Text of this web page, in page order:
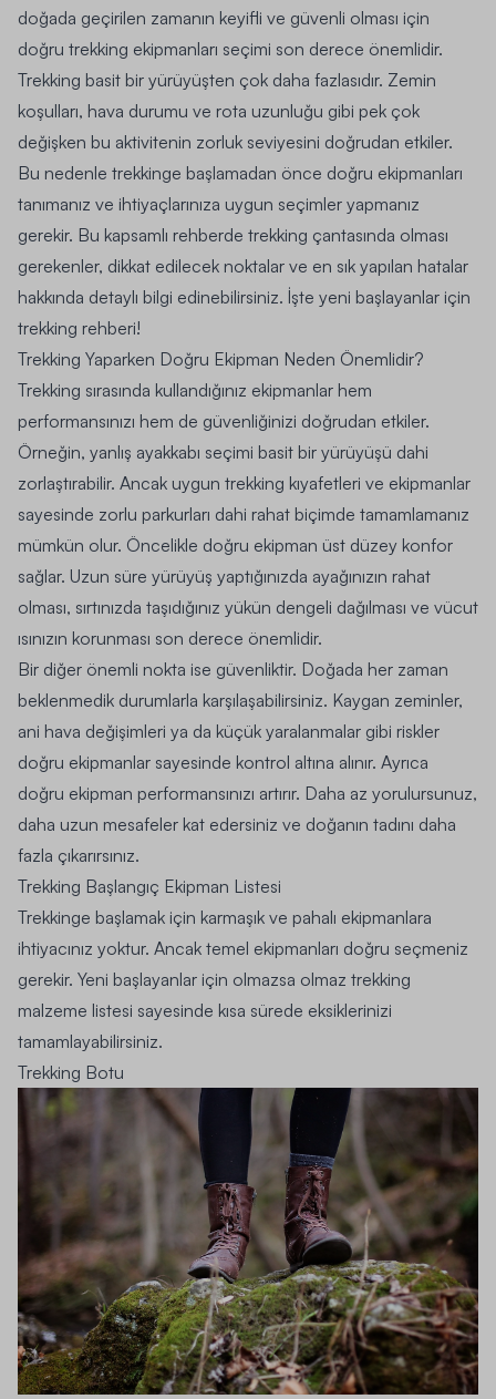
doğada geçirilen zamanın keyifli ve güvenli olması için
doğru trekking ekipmanları seçimi son derece önemlidir.
Trekking basit bir yürüyüşten çok daha fazlasıdır. Zemin
koşulları, hava durumu ve rota uzunluğu gibi pek çok
değişken bu aktivitenin zorluk seviyesini doğrudan etkiler.
Bu nedenle trekkinge başlamadan önce doğru ekipmanları
tanımanız ve ihtiyaçlarınıza uygun seçimler yapmanız
gerekir. Bu kapsamlı rehberde trekking çantasında olması
gerekenler, dikkat edilecek noktalar ve en sık yapılan hatalar
hakkında detaylı bilgi edinebilirsiniz. İşte yeni başlayanlar için
trekking rehberi!
Trekking Yaparken Doğru Ekipman Neden Önemlidir?
Trekking sırasında kullandığınız ekipmanlar hem
performansınızı hem de güvenliğinizi doğrudan etkiler.
Örneğin, yanlış ayakkabı seçimi basit bir yürüyüşü dahi
zorlaştırabilir. Ancak uygun trekking kıyafetleri ve ekipmanlar
sayesinde zorlu parkurları dahi rahat biçimde tamamlamanız
mümkün olur. Öncelikle doğru ekipman üst düzey konfor
sağlar. Uzun süre yürüyüş yaptığınızda ayağınızın rahat
olması, sırtınızda taşıdığınız yükün dengeli dağılması ve vücut
ısınızın korunması son derece önemlidir.
Bir diğer önemli nokta ise güvenliktir. Doğada her zaman
beklenmedik durumlarla karşılaşabilirsiniz. Kaygan zeminler,
ani hava değişimleri ya da küçük yaralanmalar gibi riskler
doğru ekipmanlar sayesinde kontrol altına alınır. Ayrıca
doğru ekipman performansınızı artırır. Daha az yorulursunuz,
daha uzun mesafeler kat edersiniz ve doğanın tadını daha
fazla çıkarırsınız.
Trekking Başlangıç Ekipman Listesi
Trekkinge başlamak için karmaşık ve pahalı ekipmanlara
ihtiyacınız yoktur. Ancak temel ekipmanları doğru seçmeniz
gerekir. Yeni başlayanlar için olmazsa olmaz trekking
malzeme listesi sayesinde kısa sürede eksiklerinizi
tamamlayabilirsiniz.
Trekking Botu